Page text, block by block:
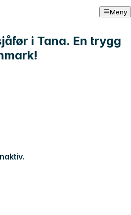
Meny
i Tana. En trygg